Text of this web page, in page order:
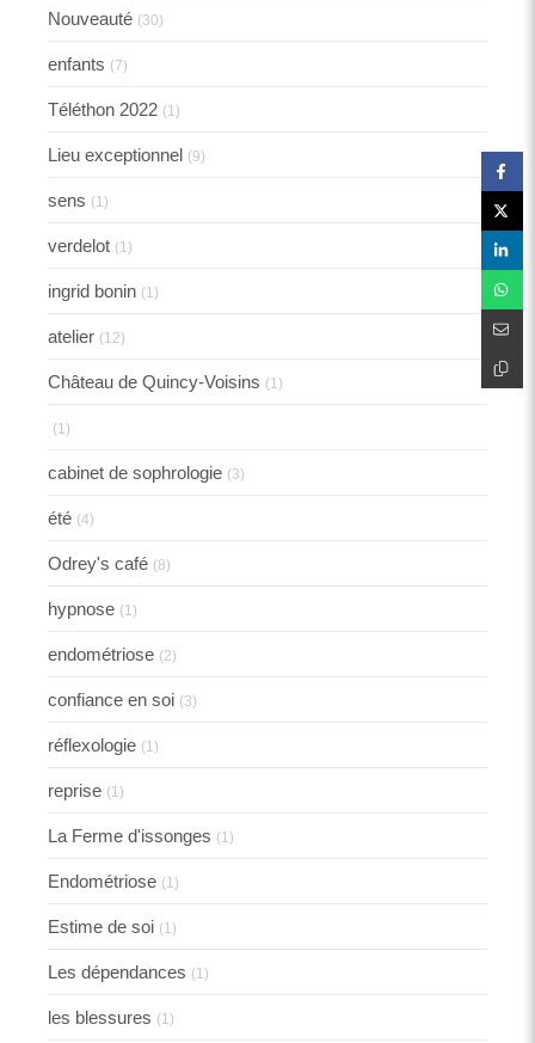
Nouveauté (30)
enfants (7)
Téléthon 2022 (1)
Lieu exceptionnel (9)
sens (1)
verdelot (1)
ingrid bonin (1)
atelier (12)
Château de Quincy-Voisins (1)
(1)
cabinet de sophrologie (3)
été (4)
Odrey's café (8)
hypnose (1)
endométriose (2)
confiance en soi (3)
réflexologie (1)
reprise (1)
La Ferme d'issonges (1)
Endométriose (1)
Estime de soi (1)
Les dépendances (1)
les blessures (1)